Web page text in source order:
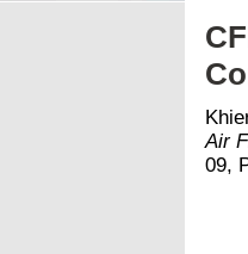
Air
09,